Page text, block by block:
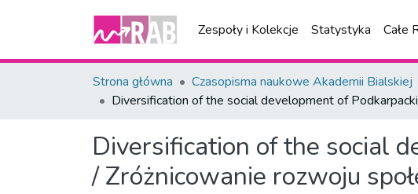
Zespoły i Kolekcje Statystyka Całe
Strona główna Czasopisma naukowe Akademii Bialskiej
Diversification of the social development of
Diversification of the social
/ Zróżnicowanie rozwoju